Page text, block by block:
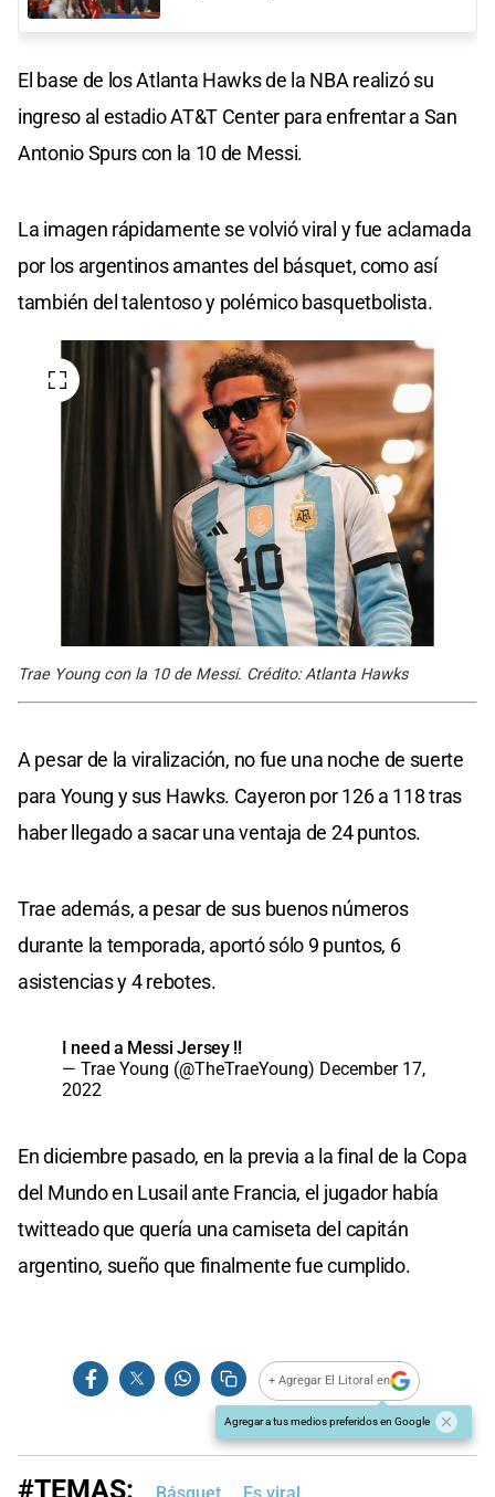
El base de los Atlanta Hawks de la NBA realizó su
ingreso al estadio AT&T Center para enfrentar a San
Antonio Spurs con la 10 de Messi.
La imagen rápidamente se volvió viral y fue aclamada
por los argentinos amantes del básquet, como así
también del talentoso y polémico basquetbolista.
Trae Young con la 10 de Messi. Crédito: Atlanta Hawks
A pesar de la viralización, no fue una noche de suerte
para Young y sus Hawks. Cayeron por 126 a 118 tras
haber llegado a sacar una ventaja de 24 puntos.
Trae además, a pesar de sus buenos números
durante la temporada, aportó sólo 9 puntos, 6
asistencias y 4 rebotes.
I need a Messi Jersey !!
— Trae Young (@TheTraeYoung) December 17,
2022
En diciembre pasado, en la previa a la final de la Copa
del Mundo en Lusail ante Francia, el jugador había
twitteado que quería una camiseta del capitán
argentino, sueño que finalmente fue cumplido.
+ Agregar El Litoral en
Agregar a tus medios preferidos en Google
#TEMAS: